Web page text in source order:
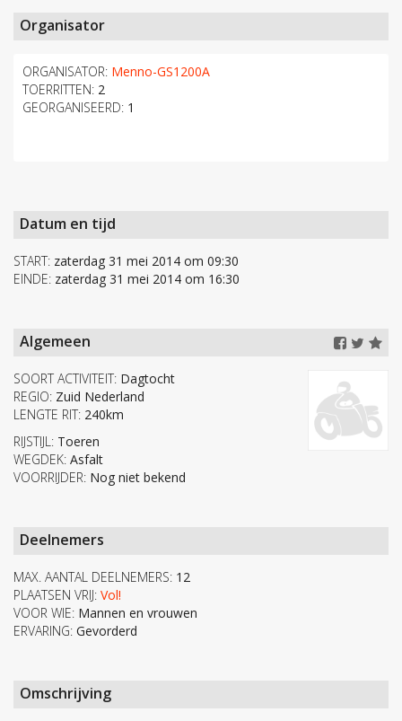
Organisator
ORGANISATOR: Menno-GS1200A
TOERRITTEN: 2
GEORGANISEERD: 1
Datum en tijd
START: zaterdag 31 mei 2014 om 09:30
EINDE: zaterdag 31 mei 2014 om 16:30
Algemeen
SOORT ACTIVITEIT: Dagtocht
REGIO: Zuid Nederland
LENGTE RIT: 240km
RIJSTIJL: Toeren
WEGDEK: Asfalt
VOORRIJDER: Nog niet bekend
Deelnemers
MAX. AANTAL DEELNEMERS: 12
PLAATSEN VRIJ: Vol!
VOOR WIE: Mannen en vrouwen
ERVARING: Gevorderd
Omschrijving